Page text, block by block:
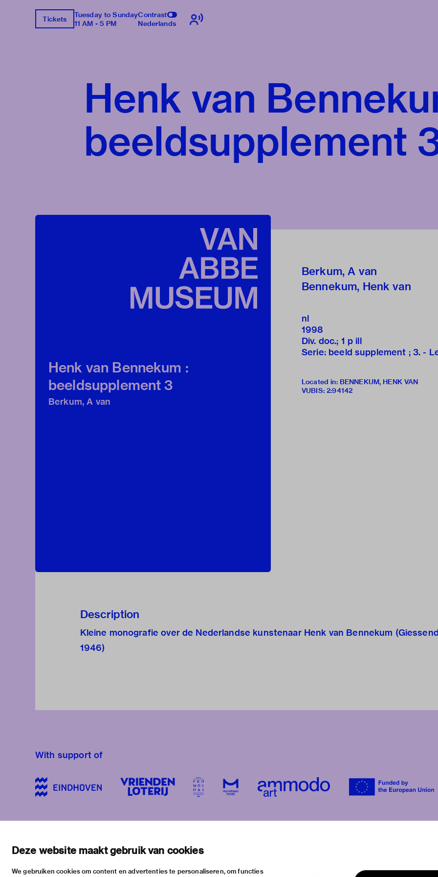
Deze website maakt gebruik van cookies
We gebruiken cookies om content en advertenties te personaliseren, om functies
Tickets
Tuesday to Sunday
11 AM - 5 PM
Contrast
Nederlands
Henk van
beeldsupplement
Henk van Bennekum :
beeldsupplement 3
Berkum, A van
Berkum, A van
Bennekum, Henk van
nl
1998
Div. doc.; 1 p ill
Serie: beeld supplement ; 3. -
Located in: BENNEKUM, HENK VAN
VUBIS: 2:94142
Description
Kleine monografie over de Nederlandse kunstenaar Henk van Bennekum
1946)
With support of
newsletter
stratumsedijk 2 eindhovenexhibitions